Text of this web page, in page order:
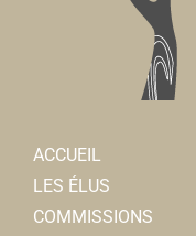
ACCUEIL
LES ÉLUS
COMMISSIONS